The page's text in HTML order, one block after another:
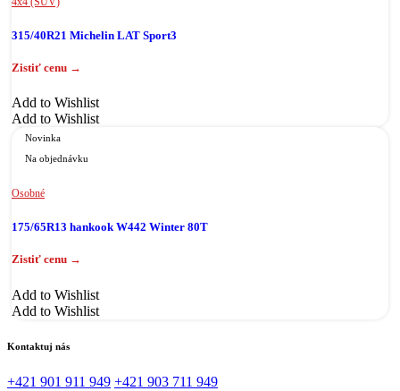
315/40R21 Michelin LAT Sport3
Add to Wishlist
Add to Wishlist
Novinka
Na objednávku
Osobné
175/65R13 hankook W442 Winter 80T
Add to Wishlist
Add to Wishlist
Kontaktuj nás
+421 901 911 949 +421 903 711 949